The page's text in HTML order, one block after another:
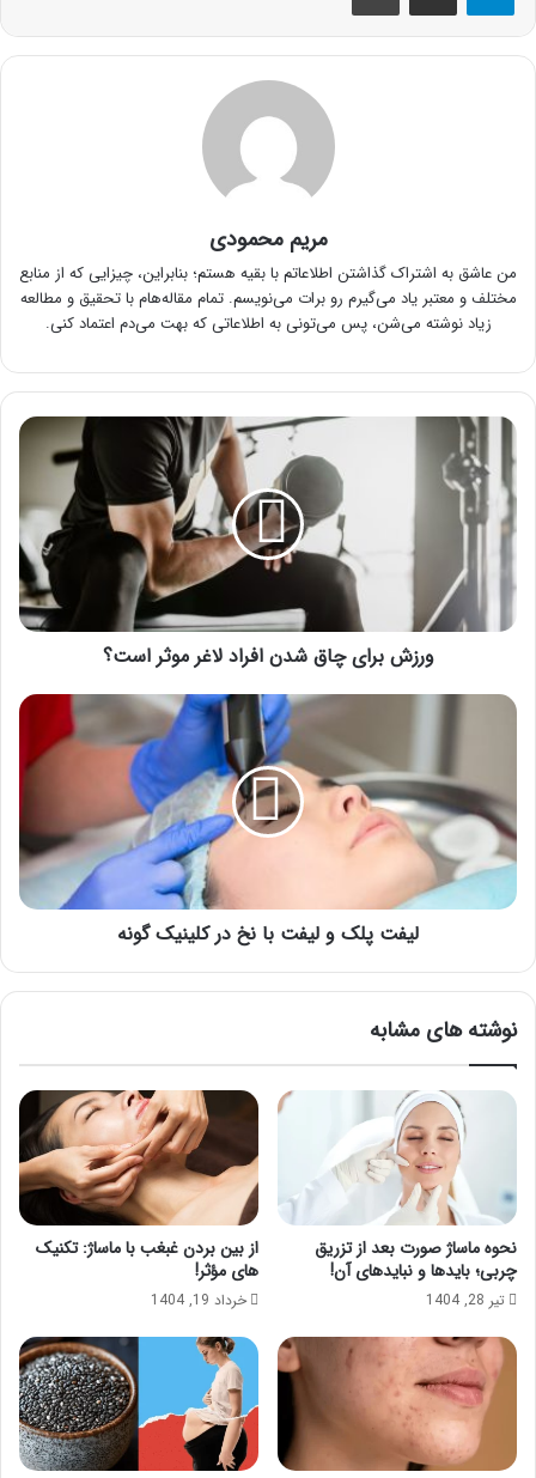
مریم محمودی
من عاشق به اشتراک گذاشتن اطلاعاتم با بقیه هستم؛ بنابراین، چیزایی که از منابع
مختلف و معتبر یاد می‌گیرم رو برات می‌نویسم. تمام مقاله‌هام با تحقیق و مطالعه
زیاد نوشته می‌شن، پس می‌تونی به اطلاعاتی که بهت می‌دم اعتماد کنی.
ورزش
برای
چاق
شدن
افراد
موثر
است؟
ورزش برای چاق شدن افراد لاغر موثر است؟
لیفت
با
نخ
در
کلینیک
گونه
لیفت پلک و لیفت با نخ در کلینیک گونه
نوشته های مشابه
نحوه ماساژ صورت بعد از تزریق
چربی؛ بایدها و نبایدهای آن!
تیر 28, 1404
از بین بردن غبغب با ماساژ: تکنیک
های مؤثر!
خرداد 19, 1404